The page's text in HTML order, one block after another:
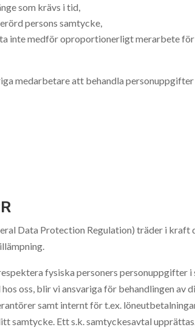
som krävs i tid,
persons samtycke,
inte medför oproportionerligt merarbete för
medarbetare att behandla
Data Protection Regulation) träder i kraft
fysiska personers
oss, blir vi ansvariga för behandlingen av
samt internt för t.ex.
samtycke. Ett s.k. samtyckesavtal